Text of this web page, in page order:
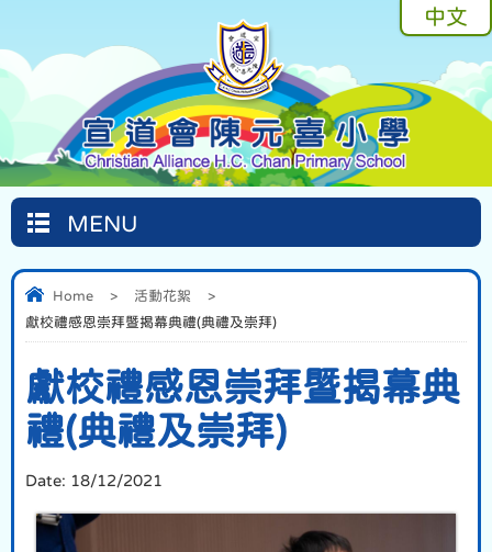
中文
MENU
Home > 活動花絮
>
獻校禮感恩崇拜暨揭幕典禮(典禮及崇拜)
獻校禮感恩崇拜暨揭幕典
禮(典禮及崇拜)
Date: 18/12/2021